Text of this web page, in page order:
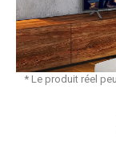
* Le produit réel